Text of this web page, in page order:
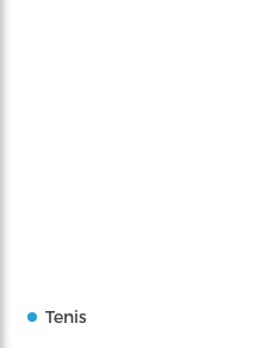
Tenis